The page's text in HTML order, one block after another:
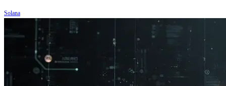
Solana